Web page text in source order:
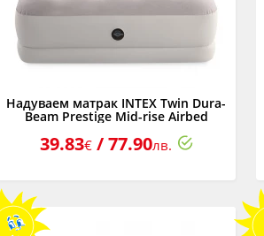
Надуваем матрак INTEX Twin Dura-
Beam Prestige Mid-rise Airbed
39.83€/ 77.90лв.